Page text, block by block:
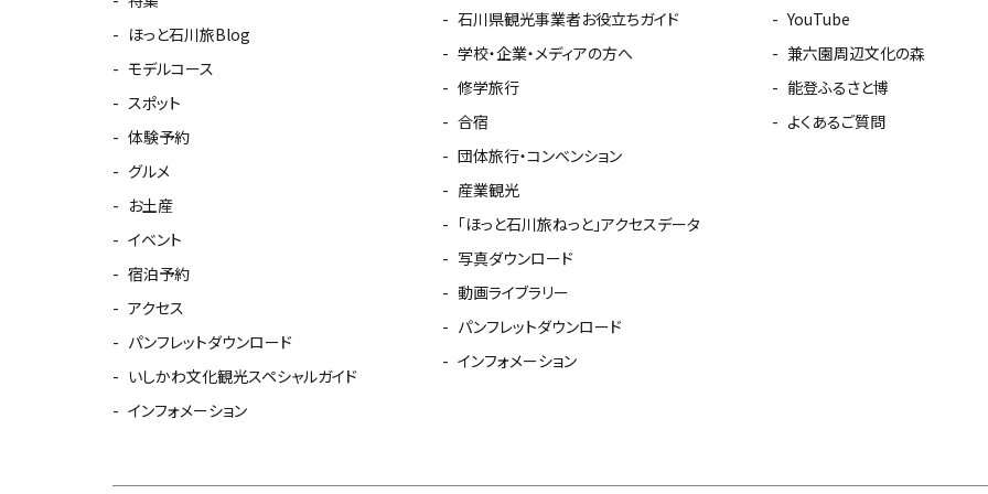
ほっと石川旅Blog
モデルコース
スポット
体験予約
グルメ
お土産
イベント
宿泊予約
アクセス
パンフレットダウンロード
いしかわ文化観光スペシャルガイド
インフォメーション
石川県観光事業者お役立ちガイド
学校・企業・メディアの方へ
修学旅行
合宿
団体旅行・コンベンション
産業観光
「ほっと石川旅ねっと」アクセスデータ
写真ダウンロード
動画ライブラリー
パンフレットダウンロード
インフォメーション
YouTube
兼六園周辺文化の森
能登ふるさと博
よくあるご質問